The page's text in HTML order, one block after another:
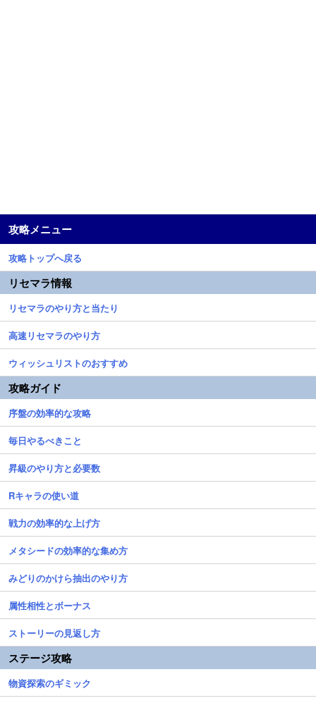
攻略メニュー
攻略トップへ戻る
リセマラ情報
リセマラのやり方と当たり
高速リセマラのやり方
ウィッシュリストのおすすめ
攻略ガイド
序盤の効率的な攻略
毎日やるべきこと
昇級のやり方と必要数
Rキャラの使い道
戦力の効率的な上げ方
メタシードの効率的な集め方
みどりのかけら抽出のやり方
属性相性とボーナス
ストーリーの見返し方
ステージ攻略
物資探索のギミック